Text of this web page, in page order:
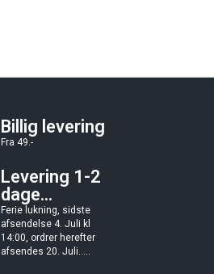
Billig levering
Fra 49.-
Levering 1-2
dage...
Ferie lukning, sidste
afsendelse 4. Juli kl
14:00, ordrer herefter
afsendes 20. Juli.....